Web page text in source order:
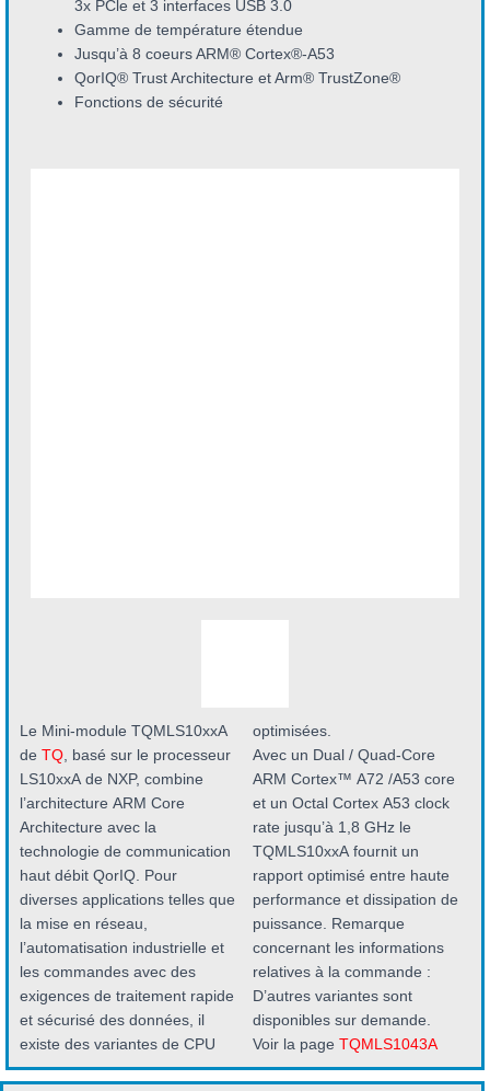
3x PCle et 3 interfaces USB 3.0
Gamme de température étendue
Jusqu’à 8 coeurs ARM® Cortex®-A53
QorIQ® Trust Architecture et Arm® TrustZone®
Fonctions de sécurité
Le Mini-module TQMLS10xxA
de TQ , basé sur le processeur
LS10xxA de NXP, combine
l’architecture ARM Core
Architecture avec la
technologie de communication
haut débit QorIQ. Pour
diverses applications telles que
la mise en réseau,
l’automatisation industrielle et
les commandes avec des
exigences de traitement rapide
et sécurisé des données, il
existe des variantes de CPU
optimisées.
Avec un Dual / Quad-Core
ARM Cortex™ A72 /A53 core
et un Octal Cortex A53 clock
rate jusqu’à 1,8 GHz le
TQMLS10xxA fournit un
rapport optimisé entre haute
performance et dissipation de
puissance. Remarque
concernant les informations
relatives à la commande :
D’autres variantes sont
disponibles sur demande.
Voir la page TQMLS1043A